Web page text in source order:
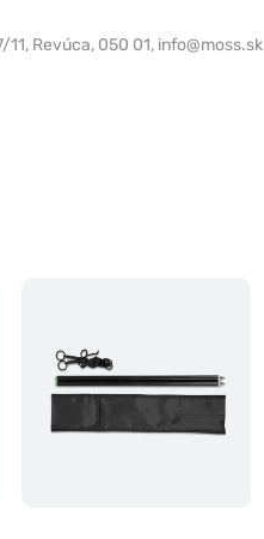
11, Revúca, 050 01, info@moss.sk